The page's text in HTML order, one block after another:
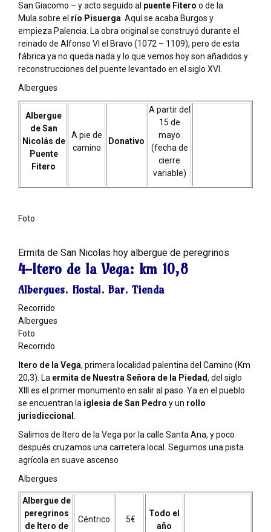
San Giacomo – y acto seguido al puente Fitero o de la
Mula sobre el río Pisuerga. Aquí se acaba Burgos y
empieza Palencia. La obra original se construyó durante el
reinado de Alfonso VI el Bravo (1072 – 1109), pero de esta
fábrica ya no queda nada y lo que vemos hoy son añadidos y
reconstrucciones del puente levantado en el siglo XVI.
Albergues
Albergue
de San
Nicolás de
Puente
Fitero
A pie de
camino
Donativo
A partir del
15 de
mayo
(fecha de
cierre
variable)
Foto
Ermita de San Nicolas hoy albergue de peregrinos
4-Itero de la Vega: km 10,8
Albergues. Hostal. Bar. Tienda
Recorrido
Albergues
Foto
Recorrido
Itero de la Vega, primera localidad palentina del Camino (Km
20,3). La ermita de Nuestra Señora de la Piedad, del siglo
XIII es el primer monumento en salir al paso. Ya en el pueblo
se encuentran la iglesia de San Pedro y un rollo
jurisdiccional .
Salimos de Itero de la Vega por la calle Santa Ana, y poco
después cruzamos una carretera local. Seguimos una pista
agrícola en suave ascenso
Albergues
Albergue de
peregrinos
de Itero de
Céntrico 5€
Todo el
año